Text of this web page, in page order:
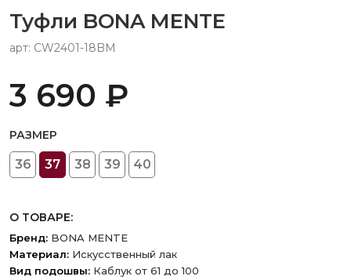
Туфли BONA MENTE
арт: CW2401-18BM
3 690 ₽
РАЗМЕР
36 37 38 39 40
О ТОВАРЕ:
Бренд: BONA MENTE
Материал: Искусственный лак
Вид подошвы: Каблук от 61 до 100